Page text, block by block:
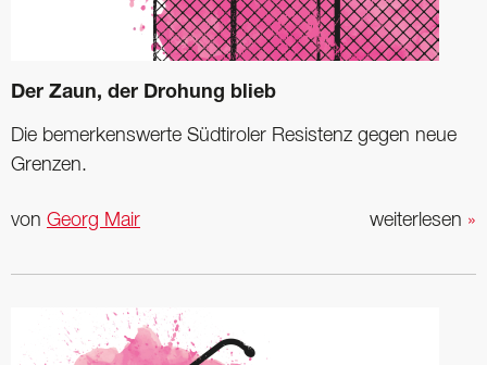
Der Zaun, der Drohung blieb
Die bemerkenswerte Südtiroler Resistenz gegen neue
Grenzen.
weiterlesen »
von Georg Mair